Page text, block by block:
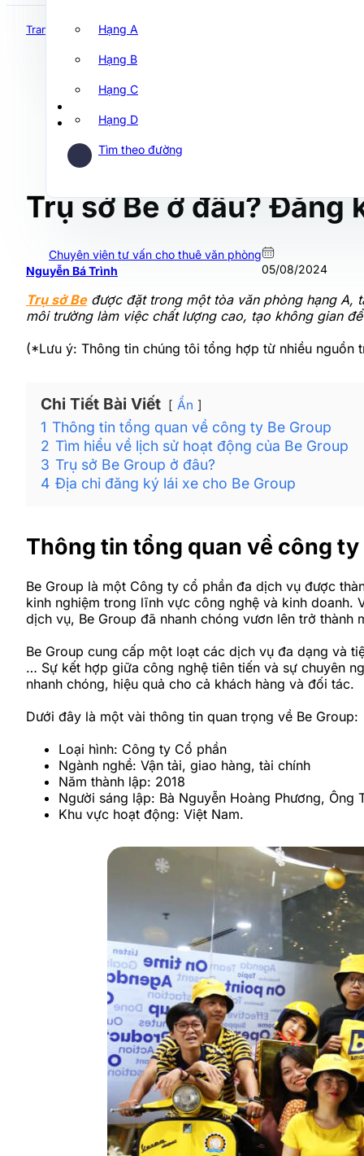
Hạng A
Hạng B
Hạng C
Hạng D
Tìm theo đường
Trang chủ Cẩm nang
Trụ sở Be ở đâu? Đăng
Chuyên viên tư vấn cho thuê văn phòng
Nguyễn Bá Trình
05/08/2024
Trụ sở Beđược đặt trong một tòa văn phòng hạng A,
môi trường làm việc chất lượng cao, tạo không gian
(*Lưu ý: Thông tin chúng tôi tổng hợp từ nhiều nguồn
Chi Tiết Bài Viết Ẩn
1 Thông tin tổng quan về công ty Be Group
2 Tìm hiểu về lịch sử hoạt động của Be Group
3 Trụ sở Be Group ở đâu?
4 Địa chỉ đăng ký lái xe cho Be Group
Thông tin tổng quan về công ty
Be Group là một Công ty cổ phần đa dịch vụ được
kinh nghiệm trong lĩnh vực công nghệ và kinh doanh.
dịch vụ, Be Group đã nhanh chóng vươn lên trở
Be Group cung cấp một loạt các dịch vụ đa dạng và
… Sự kết hợp giữa công nghệ tiên tiến và sự chuyên
nhanh chóng, hiệu quả cho cả khách hàng và đối tác.
Dưới đây là một vài thông tin quan trọng về Be Group:
Loại hình: Công ty Cổ phần
Ngành nghề: Vận tải, giao hàng, tài chính
Năm thành lập: 2018
Người sáng lập: Bà Nguyễn Hoàng Phương, Ông
Khu vực hoạt động: Việt Nam.